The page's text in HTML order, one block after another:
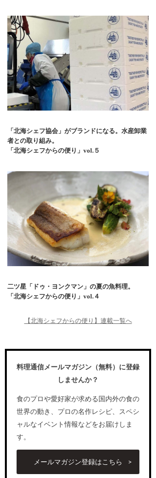
「北海シェフ協会」がブランドになる。水産卸業
者との取り組み。
「北海シェフからの便り」vol.５
二ツ星「ドゥ・ヨンクマン」の夏の魚料理。
「北海シェフからの便り」vol.４
【北海シェフからの便り】連載一覧へ
料理通信メールマガジン（無料）に登録
しませんか？
食のプロや愛好家が求める国内外の食の
世界の動き、プロの名作レシピ、スペシ
ャルなイベント情報などをお届けしま
す。
メールマガジン登録はこちら